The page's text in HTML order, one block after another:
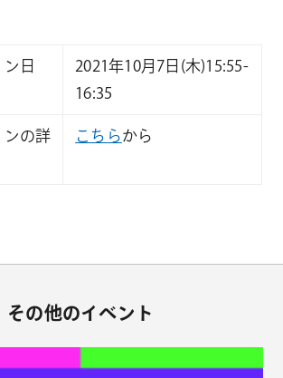
日
2021年10月7日(木)15:55-
16:35
ンの詳
こちらから
その他のイベント